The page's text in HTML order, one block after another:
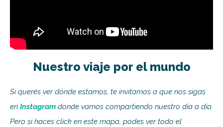
Nuestro viaje por el mundo
Si querés ver dónde estamos, te invitamos a que nos sigas
en Instagram donde vamos compartiendo nuestro día a día.
Pero si haces click en este mapa, podes ver todo el